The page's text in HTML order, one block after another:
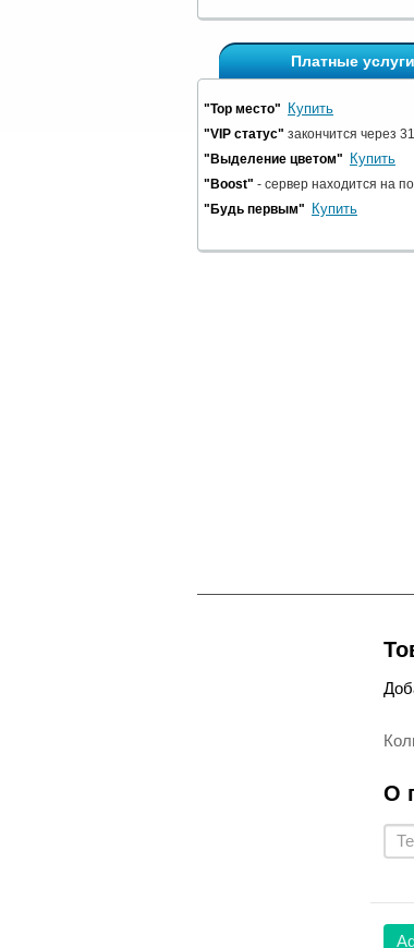
Платные услуги
"Top место" Купить
"VIP статус" закончится через
"Выделение цветом" Купить
"Boost" - сервер находится на
"Будь первым" Купить
О